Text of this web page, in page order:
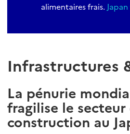
alimentaires frais.
Infrastructures
La pénurie
fragilise le secteur
construction au